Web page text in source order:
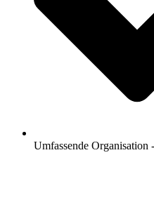
Umfassende Organisation